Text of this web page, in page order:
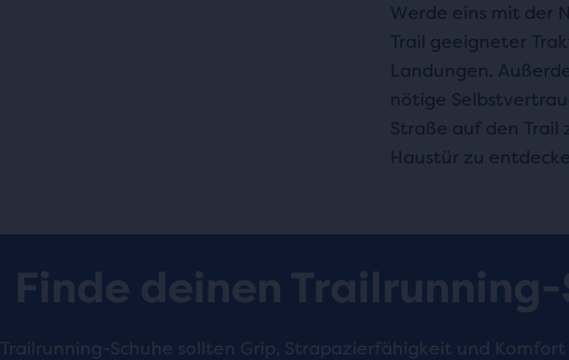
Werde eins mit der
Trail geeigneter
Landungen.
nötige
Straße auf den Trail
Haustür zu
Finde deinen Trailrunning-
Trailrunning-Schuhe sollten Grip, Strapazierfähigkeit und